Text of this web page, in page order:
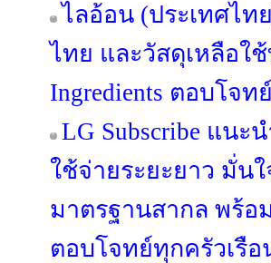
ไลอ้อน (ประเทศไท
ไทย และวัสดุเหลือใ
Ingredients ตอบโจท
LG Subscribe แน
ใช้จ่ายระยะยาว มั่น
มาตรฐานสากล พร้อ
ตอบโจทย์ทุกครัวเรือ